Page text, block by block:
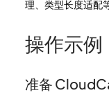
理、类型长度适配
操作示例
准备